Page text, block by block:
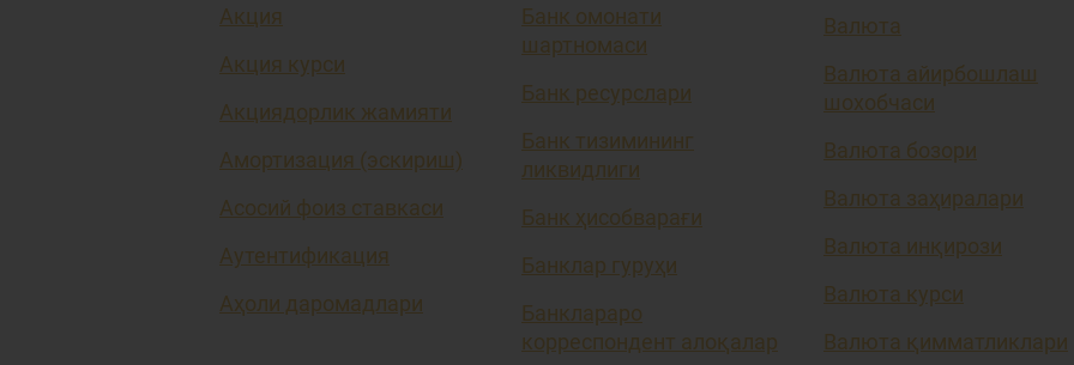
Акция
Акция курси
Акциядорлик жамияти
Амортизация (эскириш)
Асосий фоиз ставкаси
Аутентификация
Аҳоли даромадлари
Банк омонати
шартномаси
Банк ресурслари
Банк тизимининг
ликвидлиги
Банк ҳисобварағи
Банклар гуруҳи
Банклараро
корреспондент алоқалар
Валюта
Валюта айирбошлаш
шохобчаси
Валюта бозори
Валюта заҳиралари
Валюта инқирози
Валюта курси
Валюта қимматликлари